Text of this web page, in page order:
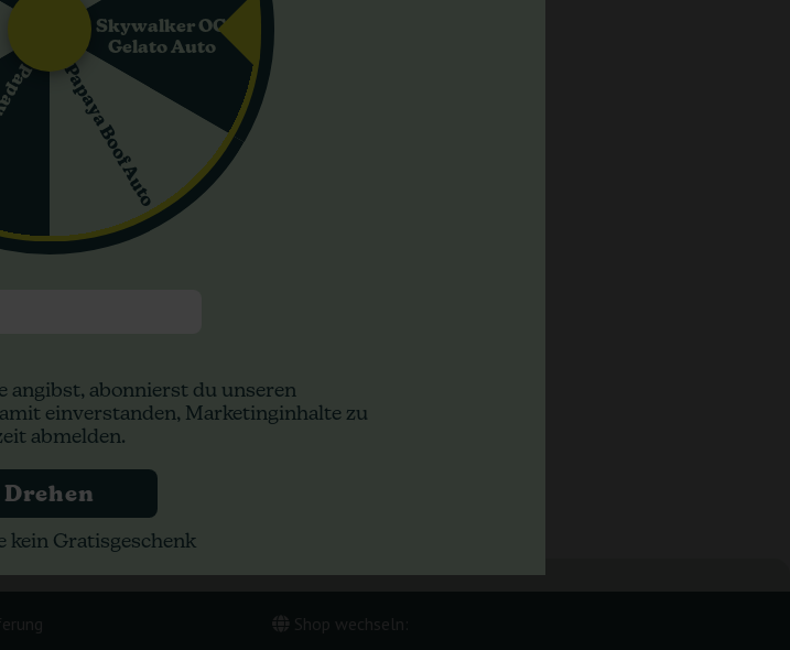
Shop wechseln:
Skywalker OG
Gelato Auto
Papaya Boof Auto
angibst, abonnierst du unseren
einverstanden, Marketinginhalte zu
abmelden.
Drehen
kein Gratisgeschenk